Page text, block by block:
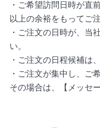
・ご希望訪問日時が直
以上の余裕をもってご
・ご注文の日時が、当
い。
・ご注文の日程候補は
・ご注文が集中し、ご
その場合は、【メッセ